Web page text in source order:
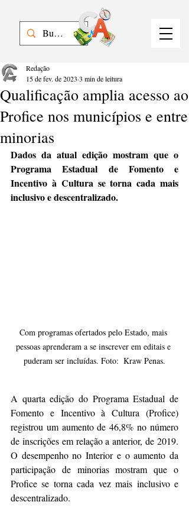
Qualificação amplia acesso ao
Profice nos municípios e entre
minorias
Redação
15 de fev. de 2023 3 min de leitura
Dados da atual edição mostram que o
Programa Estadual de Fomento e
Incentivo à Cultura se torna cada mais
inclusivo e descentralizado.
Com programas ofertados pelo Estado, mais
pessoas aprenderam a se inscrever em editais e
puderam ser incluídas. Foto:  Kraw Penas.
A quarta edição do Programa Estadual de
Fomento e Incentivo à Cultura (Profice)
registrou um aumento de 46,8% no número
de inscrições em relação a anterior, de 2019.
O desempenho no Interior e o aumento da
participação de minorias mostram que o
Profice se torna cada vez mais inclusivo e
descentralizado.